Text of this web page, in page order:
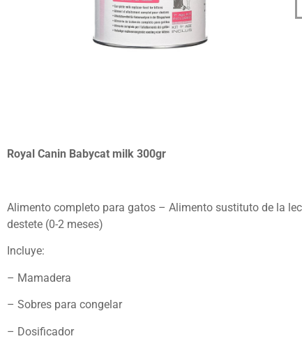
Royal Canin Babycat milk 300gr
Alimento completo para gatos – Alimento sustituto de la
destete (0-2 meses)
Incluye:
– Mamadera
– Sobres para congelar
– Dosificador